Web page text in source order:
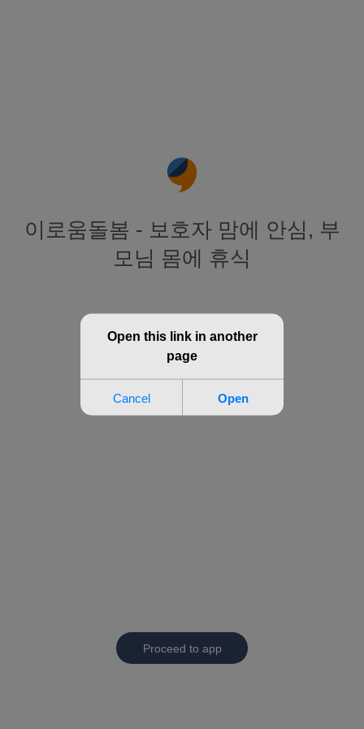
이로움돌봄 - 보호자 맘에 안심, 부
모님 몸에 휴식
Proceed to app